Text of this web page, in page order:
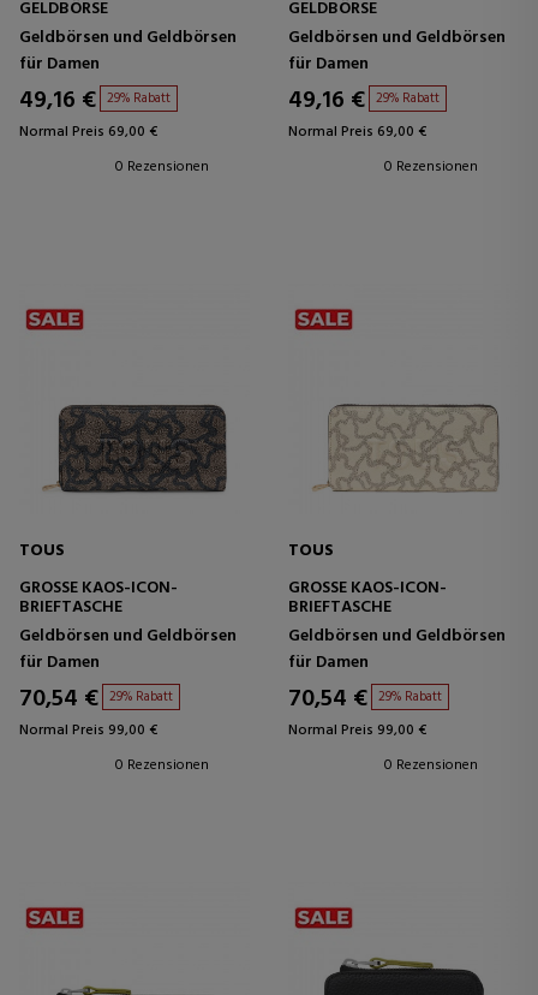
GELDBÖRSE
Geldbörsen und Geldbörsen
für Damen
49,16 € 29% Rabatt
Normal Preis 69,00 €
0 Rezensionen
GELDBÖRSE
Geldbörsen und Geldbörsen
für Damen
49,16 € 29% Rabatt
Normal Preis 69,00 €
0 Rezensionen
TOUS
GROSSE KAOS-ICON-
BRIEFTASCHE
Geldbörsen und Geldbörsen
für Damen
70,54 € 29% Rabatt
Normal Preis 99,00 €
0 Rezensionen
TOUS
GROSSE KAOS-ICON-
BRIEFTASCHE
Geldbörsen und Geldbörsen
für Damen
70,54 € 29% Rabatt
Normal Preis 99,00 €
0 Rezensionen